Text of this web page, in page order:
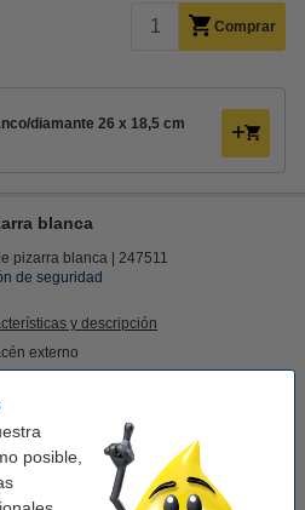
posible,
Comprar
diamante 26 x 18,5 cm
blanca
pizarra blanca
247511
de seguridad
y descripción
externo
blanca